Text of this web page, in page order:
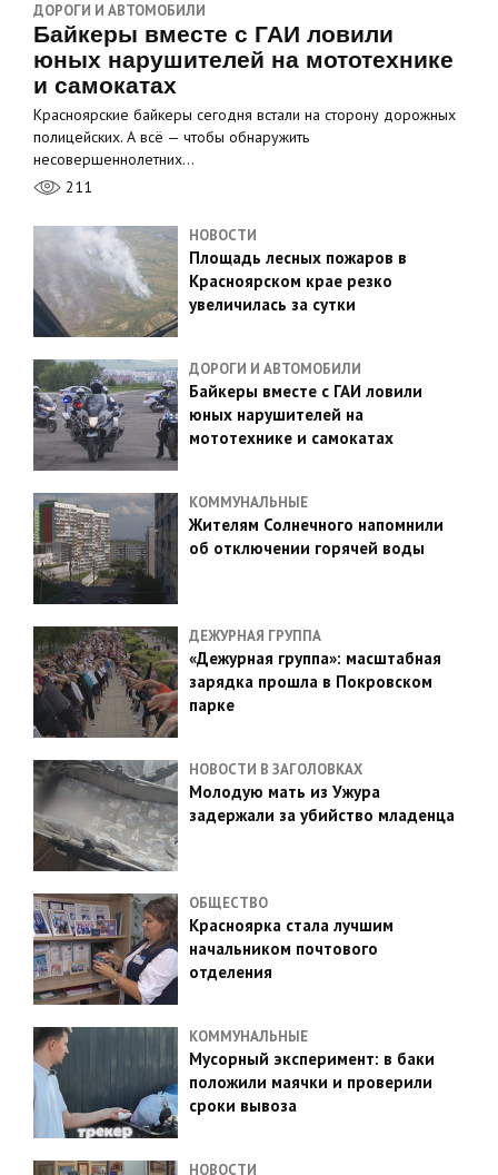
ДОРОГИ И АВТОМОБИЛИ
Байкеры вместе с ГАИ ловили
юных нарушителей на мототехнике
и самокатах
Красноярские байкеры сегодня встали на сторону дорожных
полицейских. А всё — чтобы обнаружить
несовершеннолетних…
211
НОВОСТИ
Площадь лесных пожаров в
Красноярском крае резко
увеличилась за сутки
ДОРОГИ И АВТОМОБИЛИ
Байкеры вместе с ГАИ ловили
юных нарушителей на
мототехнике и самокатах
КОММУНАЛЬНЫЕ
Жителям Солнечного напомнили
об отключении горячей воды
ДЕЖУРНАЯ ГРУППА
«Дежурная группа»: масштабная
зарядка прошла в Покровском
парке
НОВОСТИ В ЗАГОЛОВКАХ
Молодую мать из Ужура
задержали за убийство младенца
ОБЩЕСТВО
Красноярка стала лучшим
начальником почтового
отделения
КОММУНАЛЬНЫЕ
Мусорный эксперимент: в баки
положили маячки и проверили
сроки вывоза
НОВОСТИ